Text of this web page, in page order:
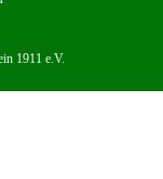
1911 e.V.